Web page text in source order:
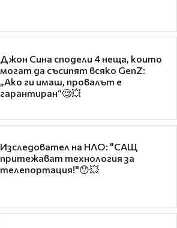
Джон Сина сподели 4 неща, които
могат да съсипят всяко GenZ:
„Ако ги имаш, провалът е
гарантиран“🧐💥
Изследовател на НЛО: "САЩ
притежават технология за
телепортация!"😯💥